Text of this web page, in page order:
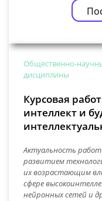
Общественно-
дисциплины
Курсовая
интеллект и
Актуальность
развитием
их возрастающим
сфере
нейронных сетей и